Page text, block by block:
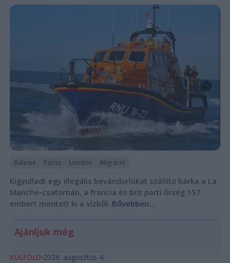
Baleset Párizs London Migráció
Kigyulladt egy illegális bevándorlókat szállító bárka a La
Manche-csatornán, a francia és brit parti őrség 157
embert mentett ki a vízből. Bővebben...
Ajánljuk még
KÜLFÖLD 2026. augusztus 4.